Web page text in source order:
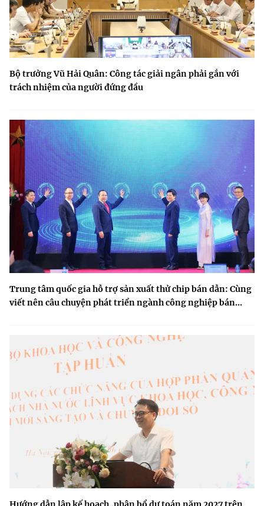
Bộ trưởng Vũ Hải Quân: Công tác giải ngân phải gắn với
trách nhiệm của người đứng đầu
Trung tâm quốc gia hỗ trợ sản xuất thử chip bán dẫn: Cùng
viết nên câu chuyện phát triển ngành công nghiệp bán...